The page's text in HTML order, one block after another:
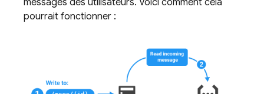
messages des utilisateurs. Voici comment cela
pourrait fonctionner :